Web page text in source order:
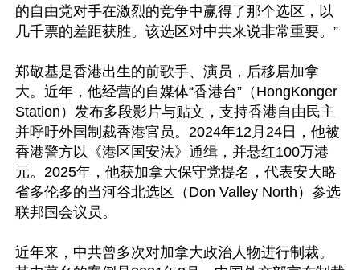
的自由党对手在激烈的竞争中赢得了那个选区，以
几千票的差距获胜。该选区对中共来说非常重要。”
郑敬基是香港出生的前歌手、演员，后移居加拿
大。近年，他经营的自媒体“香港台”（HongKonger
Station）发布多段影片与贴文，支持香港自由民主
并呼吁外国制裁香港官员。2024年12月24日，他被
香港警方以《港区国安法》通缉，并悬红100万港
元。2025年，他获加拿大保守党提名，代表安大略
省多伦多的当河谷北选区（Don Valley North）参选
联邦国会议员。
近年来，中共曾多次对加拿大政治人物进行制裁。